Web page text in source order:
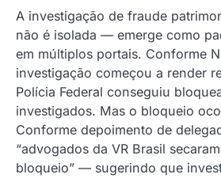
A investigação de fraude
não é isolada — emerge como
em múltiplos portais. Conforme
investigação começou a render
Polícia Federal conseguiu
investigados. Mas o bloqueio
Conforme depoimento de
“advogados da VR Brasil
bloqueio” — sugerindo que